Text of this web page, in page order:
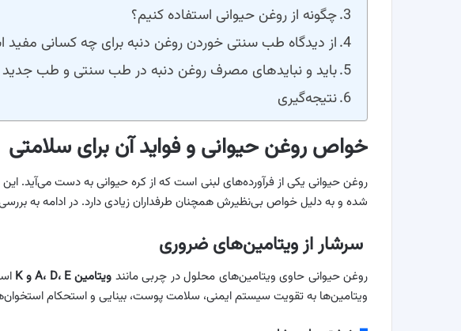
چگونه از روغن حیوانی استفاده کنیم؟
از دیدگاه طب سنتی خوردن روغن دنبه برای چه کسانی
باید و نبایدهای مصرف روغن دنبه در طب سنتی و طب جدید
نتیجه‌گیری
خواص روغن حیوانی و فواید آن برای سلامتی
روغن حیوانی یکی از فرآورده‌های لبنی است که از کره حیوانی به دست می‌آید.
شده و به دلیل خواص بی‌نظیرش همچنان طرفداران زیادی دارد. در ادامه به
سرشار از ویتامین‌های ضروری
روغن حیوانی حاوی ویتامین‌های محلول در چربی مانند ویتامینA ، D، E وK
ویتامین‌ها به تقویت سیستم ایمنی، سلامت پوست، بینایی و استحکام